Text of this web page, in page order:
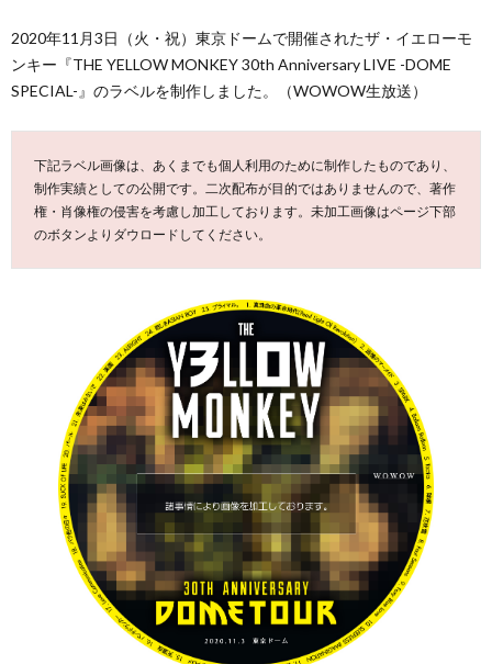
2020年11月3日（火・祝）東京ドームで開催されたザ・イエローモ
ンキー『THE YELLOW MONKEY 30th Anniversary LIVE -DOME
SPECIAL-』のラベルを制作しました。（WOWOW生放送）
下記ラベル画像は、あくまでも個人利用のために制作したものであり、
制作実績としての公開です。二次配布が目的ではありませんので、著作
権・肖像権の侵害を考慮し加工しております。未加工画像はページ下部
のボタンよりダウロードしてください。